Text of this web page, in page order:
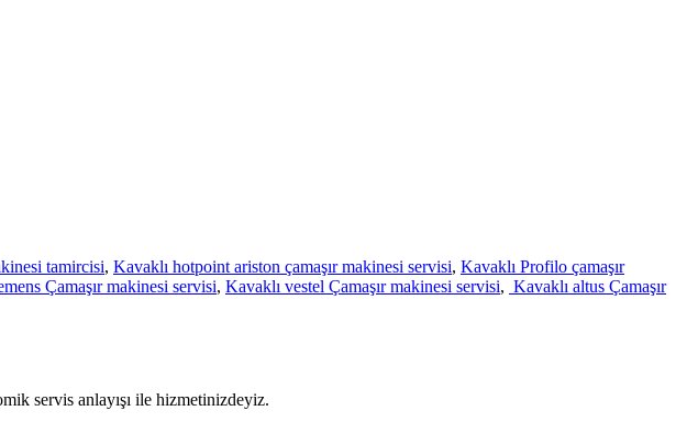
tamircisi, Kavaklı hotpoint ariston çamaşır makinesi servisi, Kavaklı Profilo çamaşır
Çamaşır makinesi servisi, Kavaklı vestel Çamaşır makinesi servisi, Kavaklı altus Çamaşır
servis anlayışı ile hizmetinizdeyiz.